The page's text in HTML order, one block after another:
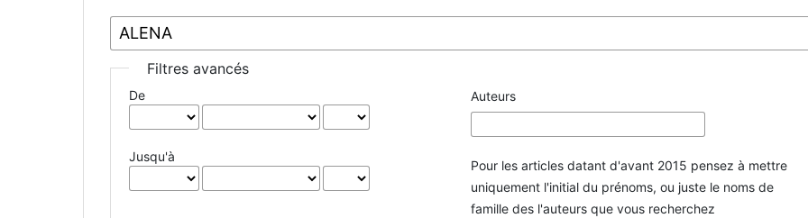
Filtres avancés
De
Jusqu'à
Auteurs
Pour les articles datant d'avant 2015 pensez à mettre
uniquement l'initial du prénoms, ou juste le noms de
famille des l'auteurs que vous recherchez